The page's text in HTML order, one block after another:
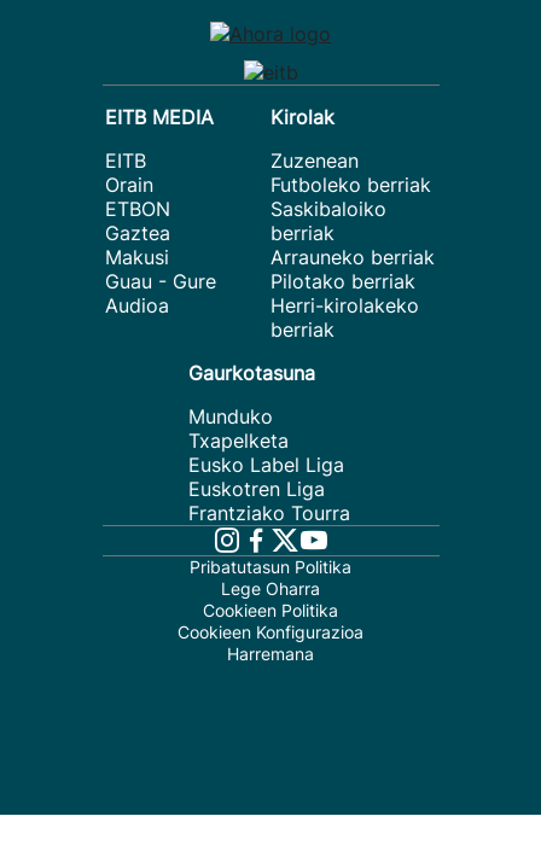
EITB MEDIA
EITB
Orain
ETBON
Gaztea
Makusi
Guau - Gure
Audioa
Kirolak
Zuzenean
Futboleko berriak
Saskibaloiko
berriak
Arrauneko berriak
Pilotako berriak
Herri-kirolakeko
berriak
Gaurkotasuna
Munduko
Txapelketa
Eusko Label Liga
Euskotren Liga
Frantziako Tourra
Pribatutasun Politika
Lege Oharra
Cookieen Politika
Cookieen Konfigurazioa
Harremana